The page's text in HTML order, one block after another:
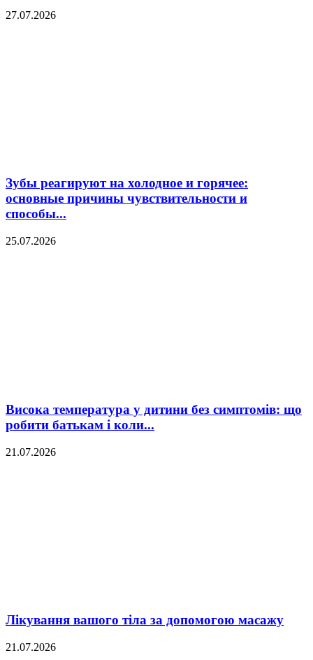
27.07.2026
Зубы реагируют на холодное и горячее:
основные причины чувствительности и
способы...
25.07.2026
Висока температура у дитини без симптомів: що
робити батькам і коли...
21.07.2026
Лікування вашого тіла за допомогою масажу
21.07.2026